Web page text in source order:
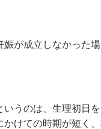
が成立しなかった場
いうのは、生理初日
けての時期が短く、